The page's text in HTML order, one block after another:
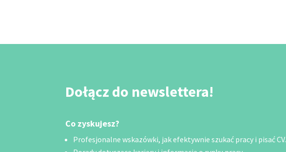
Dołącz do newslettera!
Co zyskujesz?
Profesjonalne wskazówki, jak efektywnie szukać pracy i pisać CV.